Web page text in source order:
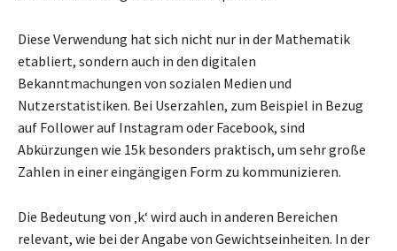
Diese Verwendung hat sich nicht nur in der Mathematik
etabliert, sondern auch in den digitalen
Bekanntmachungen von sozialen Medien und
Nutzerstatistiken. Bei Userzahlen, zum Beispiel in Bezug
auf Follower auf Instagram oder Facebook, sind
Abkürzungen wie 15k besonders praktisch, um sehr große
Zahlen in einer eingängigen Form zu kommunizieren.
Die Bedeutung von ‚k‘ wird auch in anderen Bereichen
relevant, wie bei der Angabe von Gewichtseinheiten. In der